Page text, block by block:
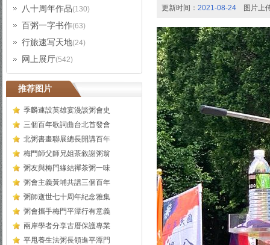
八十周年作品(130)
百粥一字书作(63)
行旅速写天地(24)
网上展厅(542)
推荐图片
季麟連設英雄宴漫談粥會史
三個百年歌詞曲台北首發會
北粥書畫聯展總長開講百年
梅門師父師兄姐茶敘謝粥翁
粥友與梅門緣結禪茶粥一味
粥會主義黃埔共譜三個百年
粥師逝世七十周年紀念雅集
粥會攜手梅門平潭行有意義
兩岸學者分享古厝保護專業
平甩養生法粥長領進平潭門
更新时间： 2021-08-24 图片上